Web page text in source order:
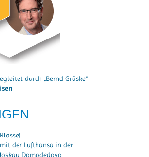
durch „Bernd Gräske“
der Lufthansa in der
Domodedovo